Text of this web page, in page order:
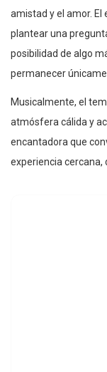
amistad y el amor.
plantear una
posibilidad de algo
permanecer
Musicalmente, el
atmósfera cálida y
encantadora que
experiencia cercana,